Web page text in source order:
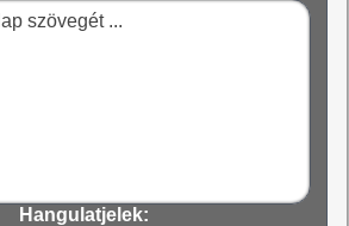
Hangulatjelek: